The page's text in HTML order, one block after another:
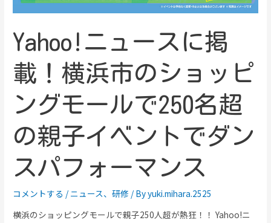
Yahoo!ニュースに掲
載！横浜市のショッピ
ングモールで250名超
の親子イベントでダン
スパフォーマンス
コメントする / ニュース、研修 / Byyuki.mihara.2525
横浜のショッピングモールで親子250人超が熱狂！！ Yahoo!ニ